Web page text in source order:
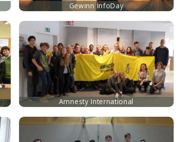
Gewinn InfoDay
Amnesty International